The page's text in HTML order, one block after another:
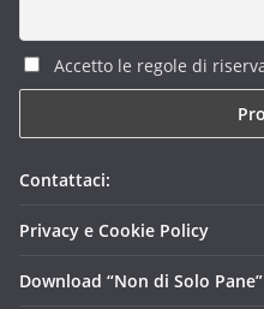
Accetto le regole di
Contattaci:
Privacy e Cookie Policy
Download “Non di Solo Pane”